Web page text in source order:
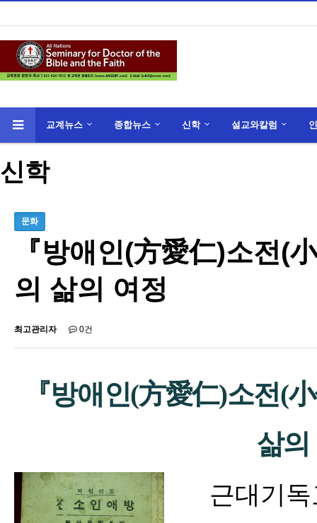
교계뉴스 종합뉴스 신학 설교와칼럼
신학
문화
『방애인(方愛仁)소전(
의 삶의 여정
최고관리자 0건
『방애인(方愛仁)소전(
삶의
근대기